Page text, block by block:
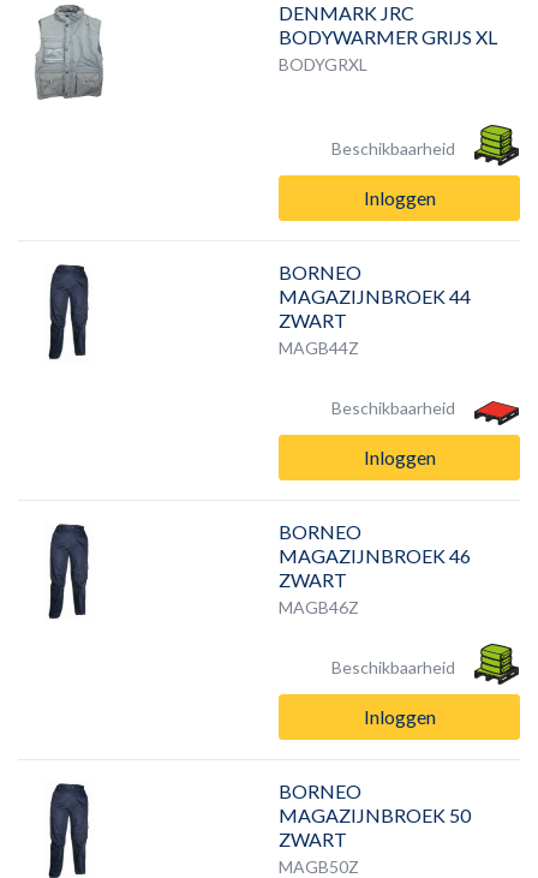
DENMARK JRC
BODYWARMER GRIJS XL
BODYGRXL
Beschikbaarheid
Inloggen
BORNEO
MAGAZIJNBROEK 44
ZWART
MAGB44Z
Beschikbaarheid
Inloggen
BORNEO
MAGAZIJNBROEK 46
ZWART
MAGB46Z
Beschikbaarheid
Inloggen
BORNEO
MAGAZIJNBROEK 50
ZWART
MAGB50Z